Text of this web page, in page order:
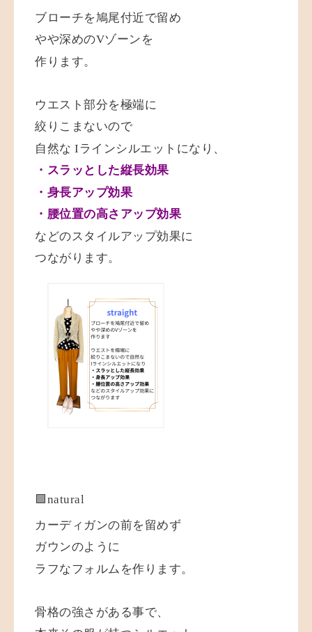
ブローチを鳩尾付近で留め
やや深めのVゾーンを
作ります。
ウエスト部分を極端に
絞りこまないので
自然な Iラインシルエットになり、
・スラッとした縦長効果
・身長アップ効果
・腰位置の高さアップ効果
などのスタイルアップ効果に
つながります。
🟩natural
カーディガンの前を留めず
ガウンのように
ラフなフォルムを作ります。
骨格の強さがある事で、